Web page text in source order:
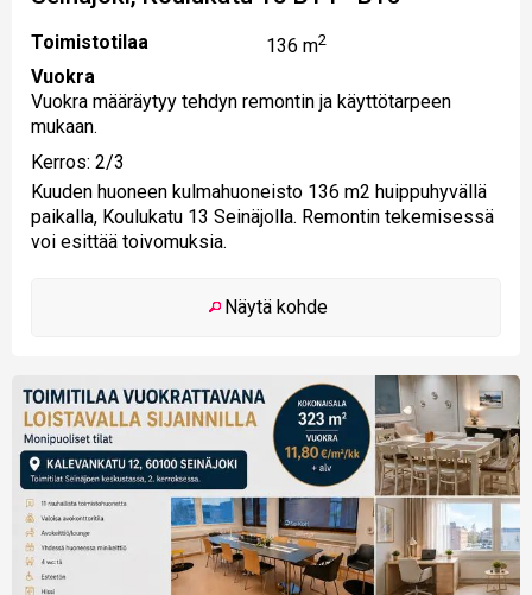
Toimistotilaa 136 m2
Vuokra
Vuokra määräytyy tehdyn remontin ja käyttötarpeen
mukaan.
Kerros: 2/3
Kuuden huoneen kulmahuoneisto 136 m2 huippuhyvällä
paikalla, Koulukatu 13 Seinäjolla. Remontin tekemisessä
voi esittää toivomuksia.
Näytä kohde